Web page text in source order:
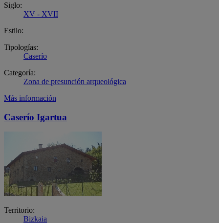
Siglo:
XV - XVII
Estilo:
Tipologías:
Caserío
Categoría:
Zona de presunción arqueológica
Más información
Caserío Igartua
Territorio:
Bizkaia